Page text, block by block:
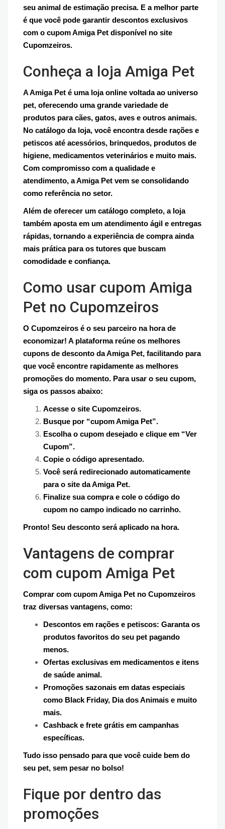
seu animal de estimação precisa. E a melhor parte
é que você pode garantir descontos exclusivos
com o cupom Amiga Pet disponível no site
Cupomzeiros.
Conheça a loja Amiga Pet
A Amiga Pet é uma loja online voltada ao universo
pet, oferecendo uma grande variedade de
produtos para cães, gatos, aves e outros animais.
No catálogo da loja, você encontra desde rações e
petiscos até acessórios, brinquedos, produtos de
higiene, medicamentos veterinários e muito mais.
Com compromisso com a qualidade e
atendimento, a Amiga Pet vem se consolidando
como referência no setor.
Além de oferecer um catálogo completo, a loja
também aposta em um atendimento ágil e entregas
rápidas, tornando a experiência de compra ainda
mais prática para os tutores que buscam
comodidade e confiança.
Como usar cupom Amiga
Pet no Cupomzeiros
O Cupomzeiros é o seu parceiro na hora de
economizar! A plataforma reúne os melhores
cupons de desconto da Amiga Pet, facilitando para
que você encontre rapidamente as melhores
promoções do momento. Para usar o seu cupom,
siga os passos abaixo:
Acesse o site Cupomzeiros.
Busque por “cupom Amiga Pet”.
Escolha o cupom desejado e clique em “Ver
Cupom”.
Copie o código apresentado.
Você será redirecionado automaticamente
para o site da Amiga Pet.
Finalize sua compra e cole o código do
cupom no campo indicado no carrinho.
Pronto! Seu desconto será aplicado na hora.
Vantagens de comprar
com cupom Amiga Pet
Comprar com cupom Amiga Pet no Cupomzeiros
traz diversas vantagens, como:
Descontos em rações e petiscos: Garanta os
produtos favoritos do seu pet pagando
menos.
Ofertas exclusivas em medicamentos e itens
de saúde animal.
Promoções sazonais em datas especiais
como Black Friday, Dia dos Animais e muito
mais.
Cashback e frete grátis em campanhas
específicas.
Tudo isso pensado para que você cuide bem do
seu pet, sem pesar no bolso!
Fique por dentro das
promoções